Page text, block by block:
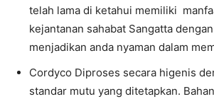
telah lama di ketahui memiliki
kejantanan sahabat Sangatta
menjadikan anda nyaman dalam
Cordyco Diproses secara higenis
standar mutu yang ditetapkan.